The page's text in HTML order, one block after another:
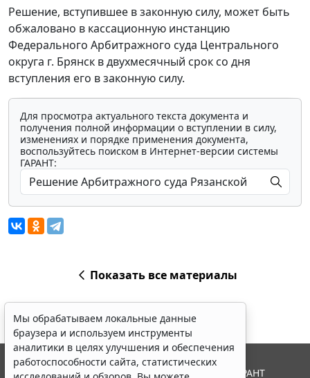
Решение, вступившее в законную силу, может быть
обжаловано в кассационную инстанцию
Федерального Арбитражного суда Центрального
округа г. Брянск в двухмесячный срок со дня
вступления его в законную силу.
Для просмотра актуального текста документа и
получения полной информации о вступлении в силу,
изменениях и порядке применения документа,
воспользуйтесь поиском в Интернет-версии системы
ГАРАНТ:
Показать все материалы
Мы обрабатываем локальные данные
браузера и используем инструменты
аналитики в целях улучшения и обеспечения
работоспособности сайта, статистических
© ООО "НПП "ГАРАНТ-СЕРВИС", 2026. Система ГАРАНТ